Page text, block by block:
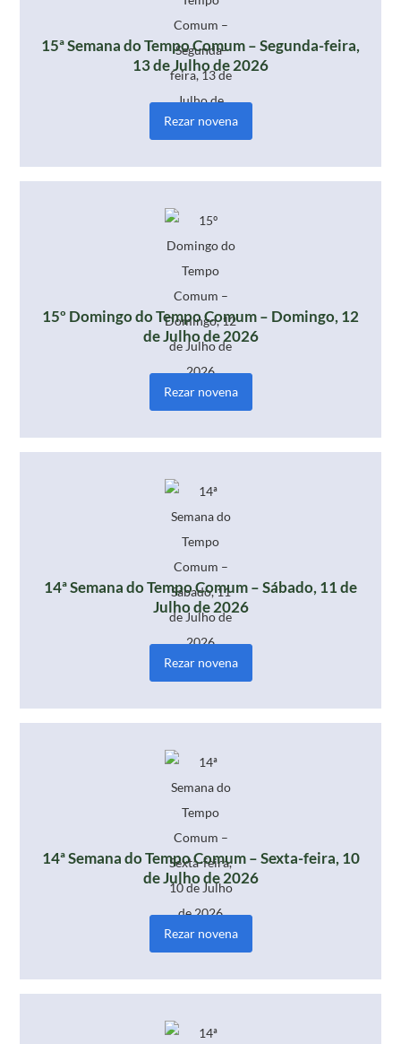
15ª Semana do Tempo Comum – Segunda-feira,
13 de Julho de 2026
Rezar novena
15º Domingo do Tempo Comum – Domingo, 12
de Julho de 2026
Rezar novena
14ª Semana do Tempo Comum – Sábado, 11 de
Julho de 2026
Rezar novena
14ª Semana do Tempo Comum – Sexta-feira, 10
de Julho de 2026
Rezar novena